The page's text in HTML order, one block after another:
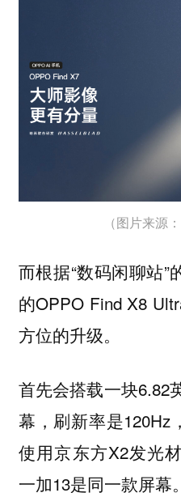
（图片来源
而根据“数码闲聊站
的OPPO Find X8
方位的升级。
首先会搭载一块6.82
幕，刷新率是120Hz
使用京东方X2发光
一加13是同一款屏幕。